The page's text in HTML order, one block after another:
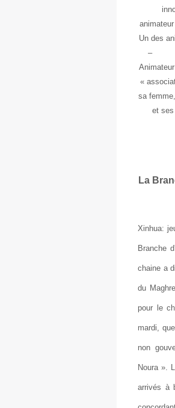
Un des
– Un
«
sa
et ses
La
Xinhua:
Branche
chaine a
du
pour le
mardi,
non
Noura ».
arrivés à